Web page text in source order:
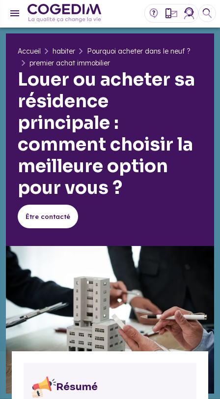
Accueil habiter
Pourquoi acheter dans le neuf ?
premier achat immobilier
Louer ou acheter sa
résidence
principale :
comment choisir la
meilleure option
pour vous ?
Être contacté
Résumé